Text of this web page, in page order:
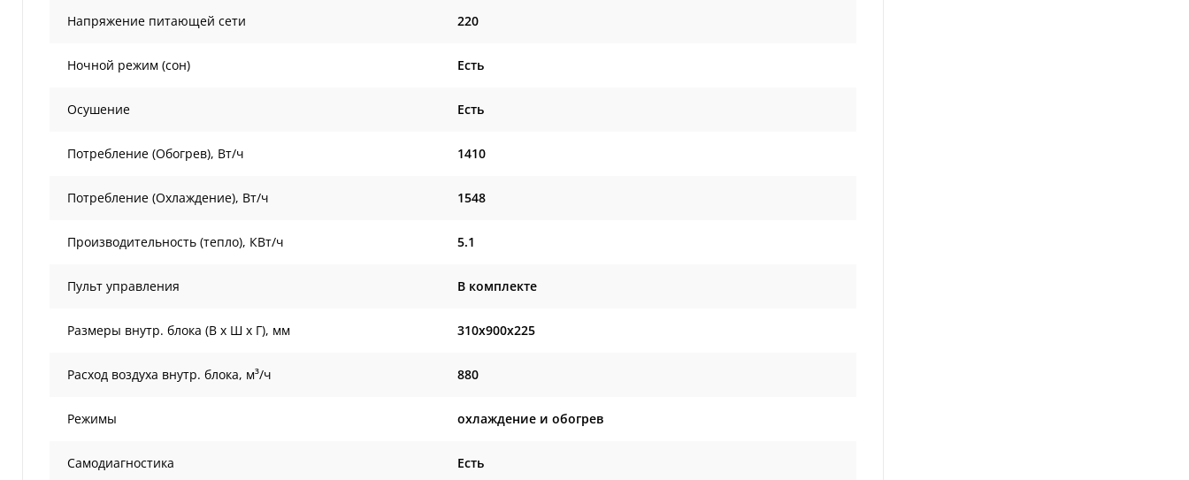
Напряжение питающей сети 220
Ночной режим (сон) Есть
Осушение Есть
Потребление (Обогрев), Вт/ч 1410
Потребление (Охлаждение), Вт/ч 1548
Производительность (тепло), КВт/ч 5.1
Пульт управления В комплекте
Размеры внутр. блока (В х Ш х Г), мм 310x900x225
Расход воздуха внутр. блока, м³/ч 880
Режимы охлаждение и обогрев
Самодиагностика Есть